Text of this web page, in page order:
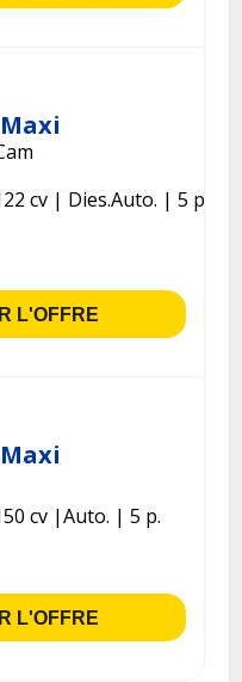
cv Dies.Auto.
5 p.
L'OFFRE
cv Auto.
5 p.
L'OFFRE